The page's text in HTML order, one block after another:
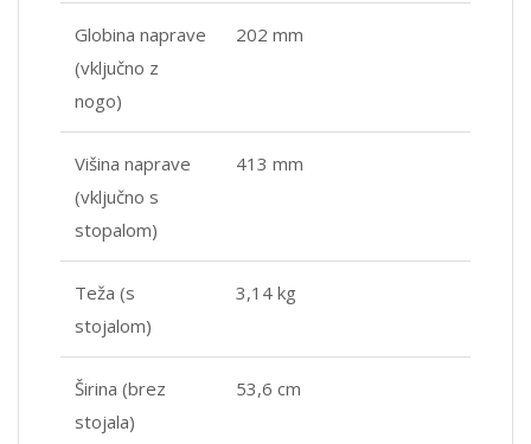
Globina naprave
(vključno z
nogo)
202 mm
Višina naprave
(vključno s
stopalom)
413 mm
Teža (s
stojalom)
3,14 kg
Širina (brez
stojala)
53,6 cm